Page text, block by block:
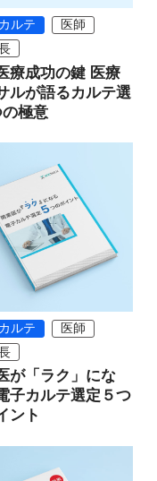
ルテ
医師
療成功の鍵 医療
ルが語るカルテ選
極意
ルテ
医師
が「ラク」にな
子カルテ選定５つ
ント